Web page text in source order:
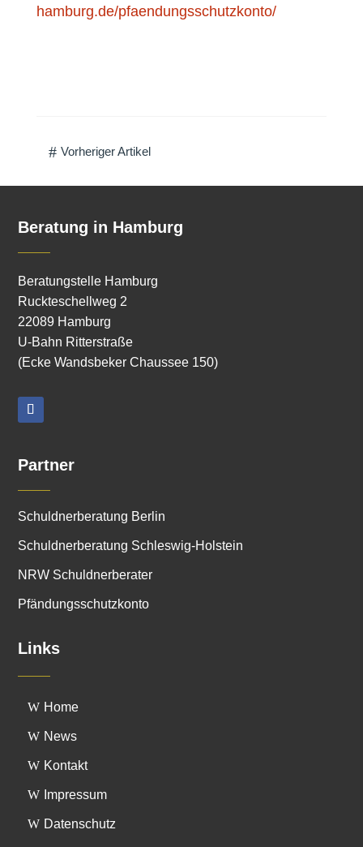
hamburg.de/pfaendungsschutzkonto/
# Vorheriger Artikel
Beratung in Hamburg
Beratungstelle Hamburg
Ruckteschellweg 2
22089 Hamburg
U-Bahn Ritterstraße
(Ecke Wandsbeker Chaussee 150)
Partner
Schuldnerberatung Berlin
Schuldnerberatung Schleswig-Holstein
NRW Schuldnerberater
Pfändungsschutzkonto
Links
Home
News
Kontakt
Impressum
Datenschutz